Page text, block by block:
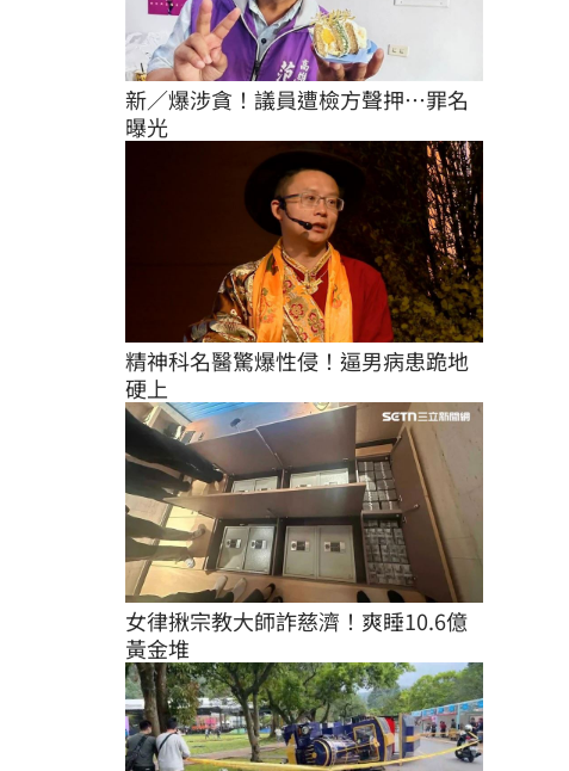
新／爆涉貪！議員遭檢方聲押…罪名
曝光
精神科名醫驚爆性侵！逼男病患跪地
硬上
女律揪宗教大師詐慈濟！爽睡10.6億
黃金堆